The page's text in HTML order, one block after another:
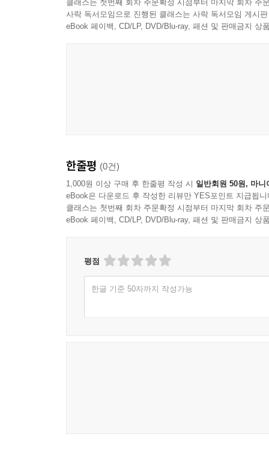
클래스는 첫번째 회차 주문확정 시점부터 마지막 회차 주
사락 독서모임으로 진행된 클래스는 사락 독서모임 게시
eBook 페이백, CD/LP, DVD/Blu-ray, 패션 및 판매금지 상
한줄평 (0건)
1,000원 이상 구매 후 한줄평 작성 시 일반회원 50원, 마니
eBook은 다운로드 후 작성한 리뷰만 YES포인트 지급됩니
클래스는 첫번째 회차 주문확정 시점부터 마지막 회차 주
eBook 페이백, CD/LP, DVD/Blu-ray, 패션 및 판매금지 상
평점
한글 기준 50자까지 작성가능